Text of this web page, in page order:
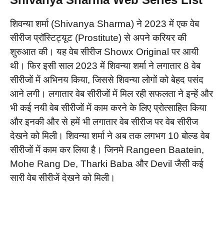
शिवन्या शर्मा (Shivanya Sharma) ने 2023 में एक वेब
सीरीज प्रॉस्टिट्यूट (Prostitute) से अपने करियर की
शुरुआत की। यह वेब सीरीज Showx Original पर आयी
थी। फिर इसी साल 2023 में शिवन्या शर्मा ने लगातार 8 वेब
सीरीजों में अभिनय किया, जिससे शिवन्या लोगों को बेहद पसंद
आने लगी। लगातार वेब सीरीजों में मिल रही सफलता ने इन्हें और
भी कई नयी वेब सीरीजों में काम करने के लिए प्रोत्साहित किया
और इनकी और से हमें भी लगातार वेब सीरीज पर वेब सीरीज
देखने को मिली। शिवन्या शर्मा ने अब तक लगभग 10 बोल्ड वेब
सीरीजों में काम कर लिया है। जिनमे Rangeen Baatein,
Mohe Rang De, Tharki Baba और Devil जैसी कई
सारी वेब सीरीजें देखने को मिली।